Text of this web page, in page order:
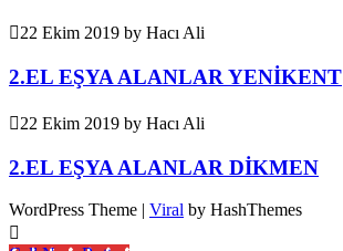
22 Ekim 2019 by Hacı Ali
2.EL EŞYA ALANLAR YENİKENT
22 Ekim 2019 by Hacı Ali
2.EL EŞYA ALANLAR DİKMEN
WordPress Theme | Viral by HashThemes